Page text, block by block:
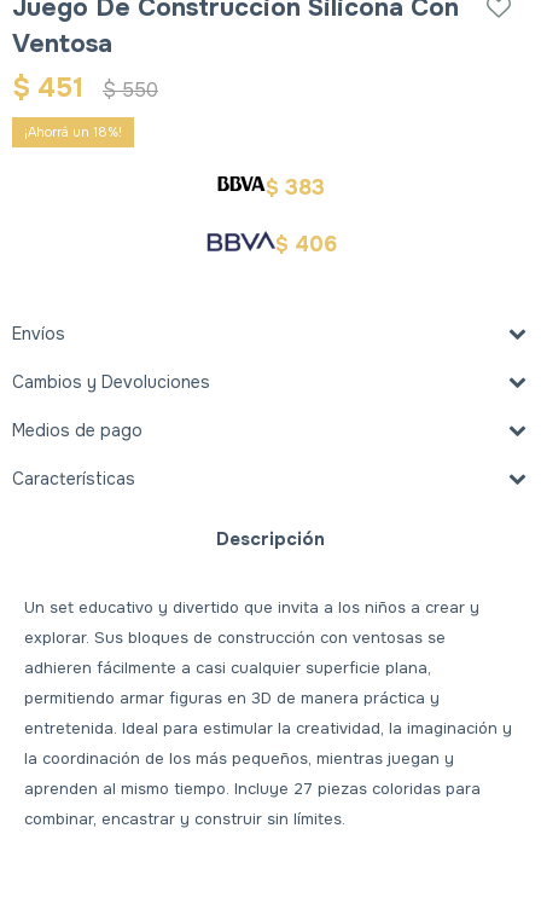
Juego De Construccion Silicona Con
Ventosa
$ 451 $ 550
18
$ 383
$ 406
Envíos
Cambios y Devoluciones
Medios de pago
Características
Descripción
Un set educativo y divertido que invita a los niños a crear y
explorar. Sus bloques de construcción con ventosas se
adhieren fácilmente a casi cualquier superficie plana,
permitiendo armar figuras en 3D de manera práctica y
entretenida. Ideal para estimular la creatividad, la imaginación y
la coordinación de los más pequeños, mientras juegan y
aprenden al mismo tiempo. Incluye 27 piezas coloridas para
combinar, encastrar y construir sin límites.